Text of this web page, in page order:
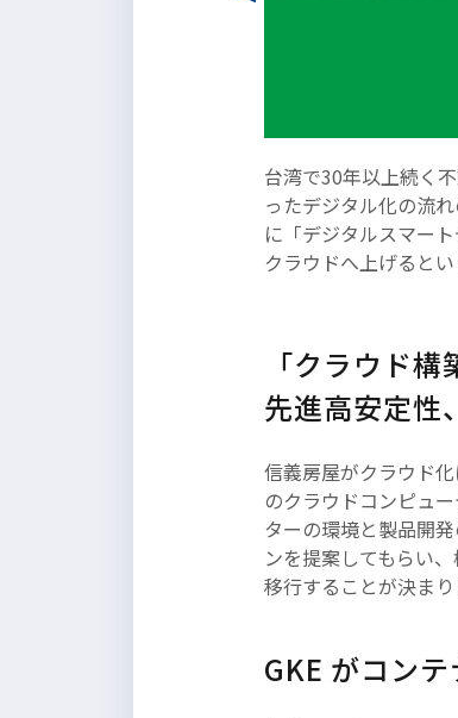
台湾で30年以上続く
ったデジタル化の流
に「デジタルスマー
クラウドへ上げると
「クラウド
先進高安定
信義房屋がクラウド
のクラウドコンピュ
ターの環境と製品開
ンを提案してもらい
移行することが決まり
GKE がコン
吾輩は猫である。名前はまだ
い。どこで生れたか頓と見
かぬ。何でも薄暗いじめじ
所でニャーニャー泣いてい